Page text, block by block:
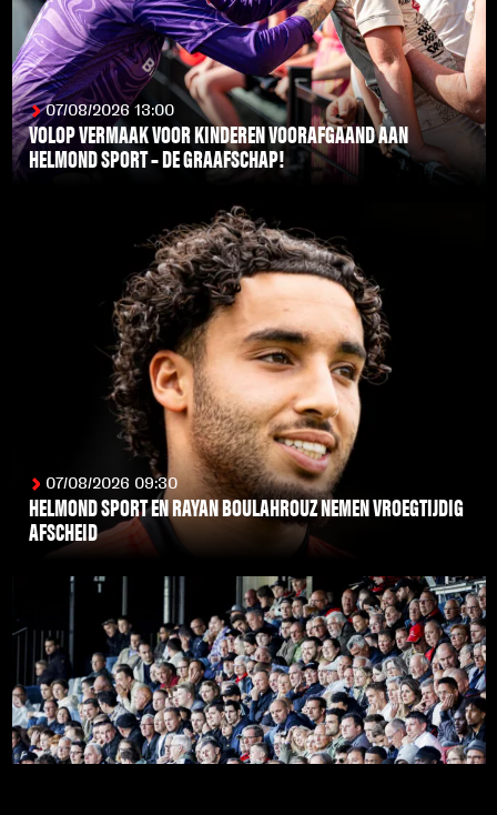
07/08/2026 13:00
VOLOP VERMAAK VOOR KINDEREN VOORAFGAAND AAN
HELMOND SPORT – DE GRAAFSCHAP!
07/08/2026 09:30
HELMOND SPORT EN RAYAN BOULAHROUZ NEMEN VROEGTIJDIG
AFSCHEID
LEES MEER